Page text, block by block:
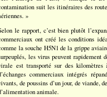
suit les itinéraires des
»
le rapport, c’est bien plutôt
ont créé les conditions
la souche H5N1 de la grippe
les virus peuvent rapidement
est transporté sur des kilomètres
commerciaux intégrés
de poussins d’un jour, de viande,
animale.